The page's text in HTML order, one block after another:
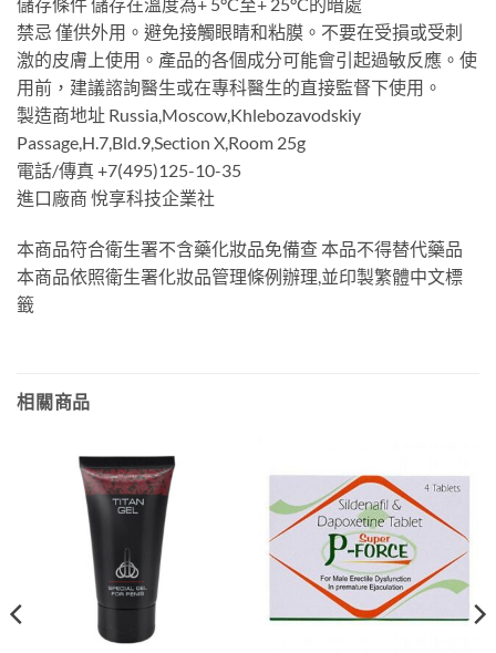
禁忌 僅供外用。避免接觸眼睛和粘膜。不要在受損或受刺
激的皮膚上使用。產品的各個成分可能會引起過敏反應。使
用前，建議諮詢醫生或在專科醫生的直接監督下使用。
製造商地址 Russia,Moscow,Khlebozavodskiy
Passage,H.7,Bld.9,Section X,Room 25g
電話/傳真 +7(495)125-10-35
進口廠商 悅享科技企業社
本商品符合衛生署不含藥化妝品免備查 本品不得替代藥品
本商品依照衛生署化妝品管理條例辦理,並印製繁體中文標
籤
相關商品